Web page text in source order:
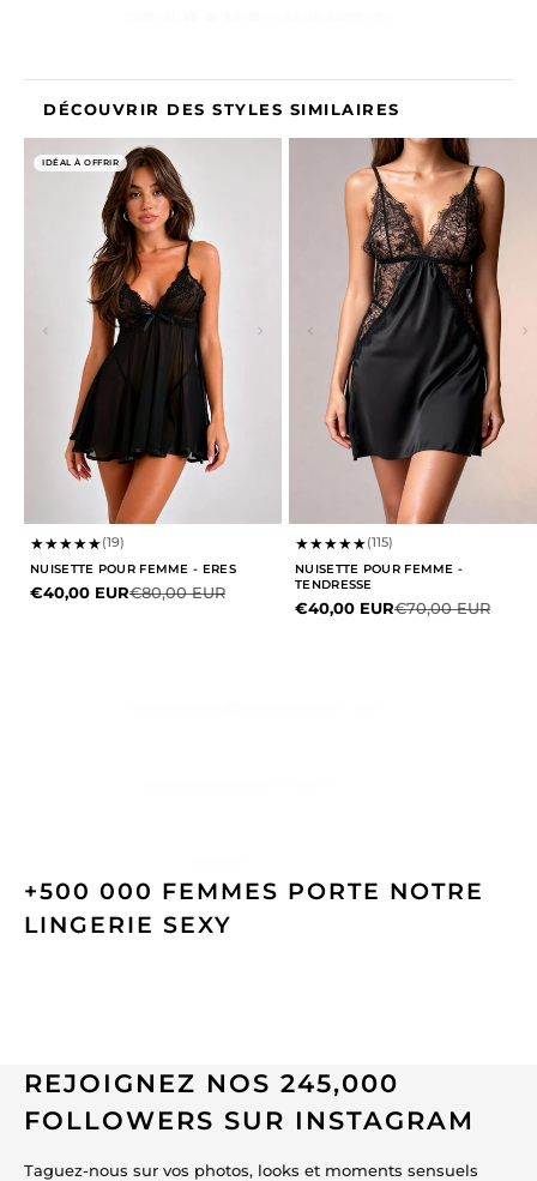
DÉCOUVRIR DES STYLES SIMILAIRES
IDÉAL À OFFRIR
★★★★★(19)
NUISETTE POUR FEMME - ERES
Prix de vente
€40,00 EURPrix normal
€80,00 EUR
★★★★★(115)
NUISETTE POUR FEMME -
TENDRESSE
Prix de vente
€40,00 EURPrix normal
€70,00 EUR
+500 000 FEMMES PORTE NOTRE
LINGERIE SEXY
REJOIGNEZ NOS 245,000
FOLLOWERS SUR INSTAGRAM
Taguez-nous sur vos photos, looks et moments sensuels